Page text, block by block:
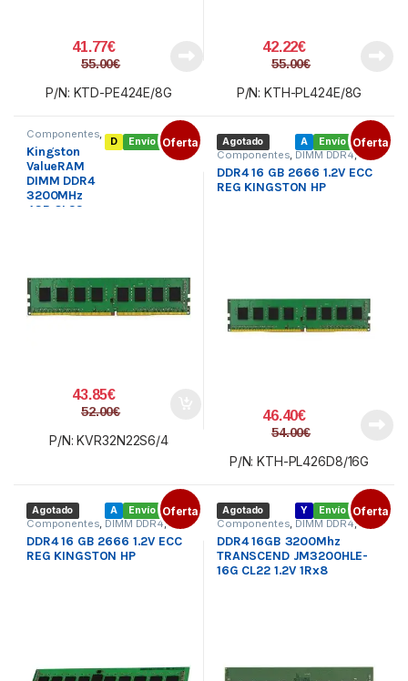
41.77€
55.00€
P/N: KTD-PE424E/8G
42.22€
55.00€
P/N: KTH-PL424E/8G
Envío gratis
D Oferta
Componentes,
DIMM DDR4
Memoria PC
Kingston
ValueRAM
DIMM DDR4
3200MHz
4GB CL22
43.85€
52.00€
P/N: KVR32N22S6/4
Envío gratis
A
Agotado Oferta
Componentes, DIMM DDR4,
DDR4 16 GB 2666 1.2V ECC
REG KINGSTON HP
46.40€
54.00€
P/N: KTH-PL426D8/16G
Envío gratis
A
Agotado Oferta
Componentes,DIMM DDR4,
Memoria PC
DDR4 16 GB 2666 1.2V ECC
REG KINGSTON HP
Envío gratis
Y
Agotado Oferta
Componentes,DIMM DDR4,
Memoria PC
DDR4 16GB 3200Mhz
TRANSCEND JM3200HLE-
16G CL22 1.2V 1Rx8